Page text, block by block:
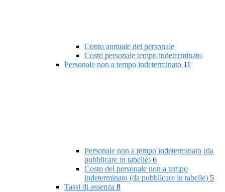
Conto annuale del personale
Costo personale tempo indeterminato
Personale non a tempo indeterminato 11
Personale non a tempo indeterminato (da
pubblicare in tabelle) 6
Costo del personale non a tempo
indeterminato (da pubblicare in tabelle) 5
Tassi di assenza 8